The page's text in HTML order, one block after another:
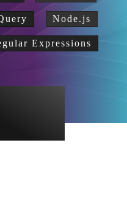
Node.js
Expressions